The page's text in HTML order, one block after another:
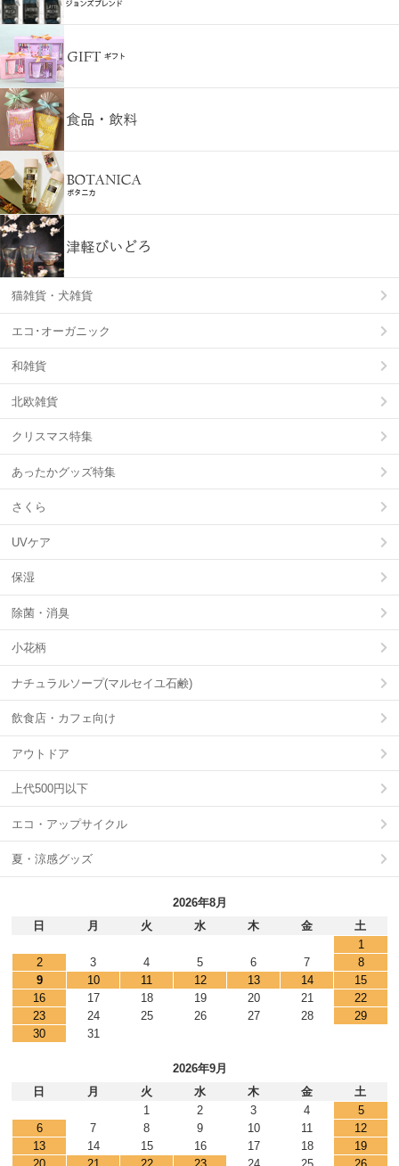
猫雑貨・犬雑貨
エコ･オーガニック
和雑貨
北欧雑貨
クリスマス特集
あったかグッズ特集
さくら
UVケア
保湿
除菌・消臭
小花柄
ナチュラルソープ(マルセイユ石鹸)
飲食店・カフェ向け
アウトドア
上代500円以下
エコ・アップサイクル
夏・涼感グッズ
2026年8月
日
月 火 水 木 金
土
1
2
3 4 5 6 7
8
9
10 11 12 13 14
15
16
17 18 19 20 21
22
23
24 25 26 27 28
29
30
31
2026年9月
日
月 火 水 木 金
土
1
2 3 4
5
6
7 8 9 10 11
12
13
14 15 16 17 18
19